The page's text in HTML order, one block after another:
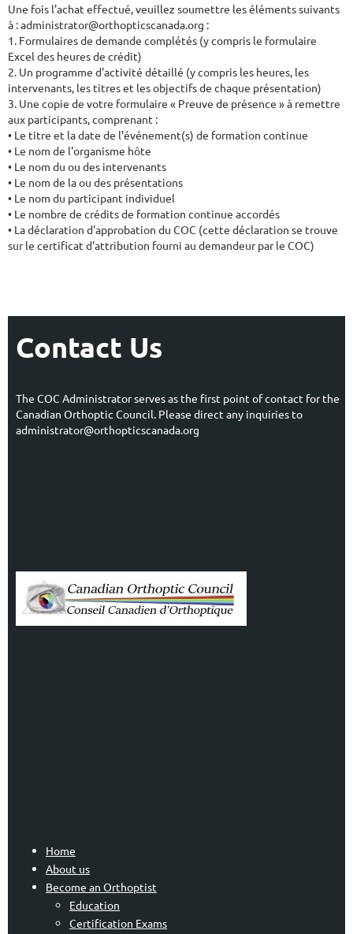
Une fois l'achat effectué, veuillez soumettre les éléments suivants
à : administrator@orthopticscanada.org :
1. Formulaires de demande complétés (y compris le formulaire
Excel des heures de crédit)
2. Un programme d'activité détaillé (y compris les heures, les
intervenants, les titres et les objectifs de chaque présentation)
3. Une copie de votre formulaire « Preuve de présence » à remettre
aux participants, comprenant :
• Le titre et la date de l'événement(s) de formation continue
• Le nom de l'organisme hôte
• Le nom du ou des intervenants
• Le nom de la ou des présentations
• Le nom du participant individuel
• Le nombre de crédits de formation continue accordés
• La déclaration d'approbation du COC (cette déclaration se trouve
sur le certificat d'attribution fourni au demandeur par le COC)
Contact Us
The COC Administrator serves as the first point of contact for the
Canadian Orthoptic Council. Please direct any inquiries to
administrator@orthopticscanada.org
Home
About us
Become an Orthoptist
Education
Certification Exams